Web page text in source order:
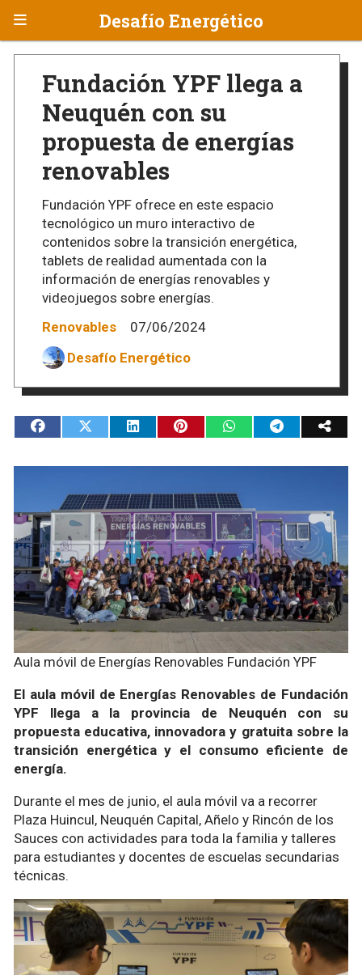
Desafío Energético
Fundación YPF llega a
Neuquén con su
propuesta de energías
renovables
Fundación YPF ofrece en este espacio
tecnológico un muro interactivo de
contenidos sobre la transición energética,
tablets de realidad aumentada con la
información de energías renovables y
videojuegos sobre energías.
Renovables
07/06/2024
Desafío Energético
Aula móvil de Energías Renovables Fundación YPF
El aula móvil de Energías Renovables de Fundación
YPF llega a la provincia de Neuquén con su
propuesta educativa, innovadora y gratuita sobre la
transición energética y el consumo eficiente de
energía.
Durante el mes de junio, el aula móvil va a recorrer
Plaza Huincul, Neuquén Capital, Añelo y Rincón de los
Sauces con actividades para toda la familia y talleres
para estudiantes y docentes de escuelas secundarias
técnicas.